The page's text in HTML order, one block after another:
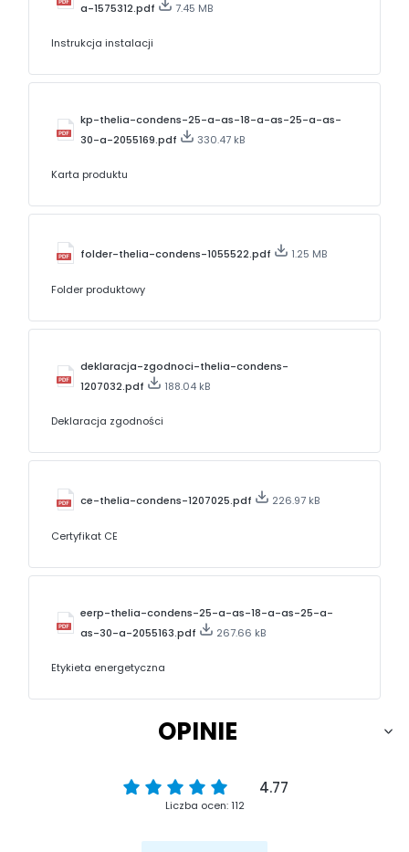
a-1575312.pdf
7.45 MB
Instrukcja instalacji
kp-thelia-condens-25-a-as-18-a-as-25-a-as-
30-a-2055169.pdf
330.47 kB
Karta produktu
folder-thelia-condens-1055522.pdf 1.25 MB
Folder produktowy
deklaracja-zgodnoci-thelia-condens-
1207032.pdf
188.04 kB
Deklaracja zgodności
ce-thelia-condens-1207025.pdf 226.97 kB
Certyfikat CE
eerp-thelia-condens-25-a-as-18-a-as-25-a-
as-30-a-2055163.pdf
267.66 kB
Etykieta energetyczna
OPINIE
4.77
Liczba ocen: 112